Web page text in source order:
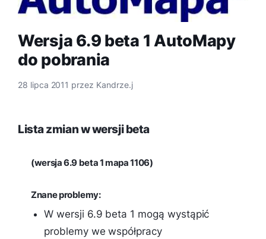
Wersja 6.9 beta 1 AutoMapy
do pobrania
28 lipca 2011 przez Kandrze.j
Lista zmian w wersji beta
(wersja 6.9 beta 1 mapa 1106)
Znane problemy:
W wersji 6.9 beta 1 mogą wystąpić
problemy we współpracy